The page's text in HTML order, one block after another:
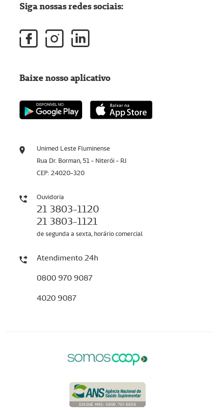
Unimed Leste Fluminense
Rua Dr. Borman, 51 - Niterói - RJ
CEP: 24020-320
Ouvidoria
21 3803-1120
21 3803-1121
de segunda a sexta, horário comercial
Atendimento 24h
0800 970 9087
4020 9087
Siga nossas redes sociais:
Baixe nosso aplicativo